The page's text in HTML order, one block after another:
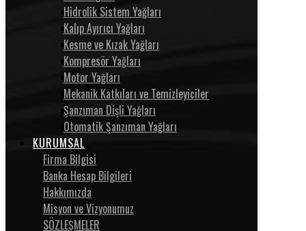
Hidrolik Sistem Yağları
Kalıp Ayırıcı Yağları
Kesme ve Kızak Yağları
Kompresör Yağları
Motor Yağları
Mekanik Katkıları ve Temizleyiciler
Şanzıman Dişli Yağları
Otomatik Şanzıman Yağları
KURUMSAL
Firma Bilgisi
Banka Hesap Bilgileri
Hakkımızda
Misyon ve Vizyonumuz
SÖZLEŞMELER